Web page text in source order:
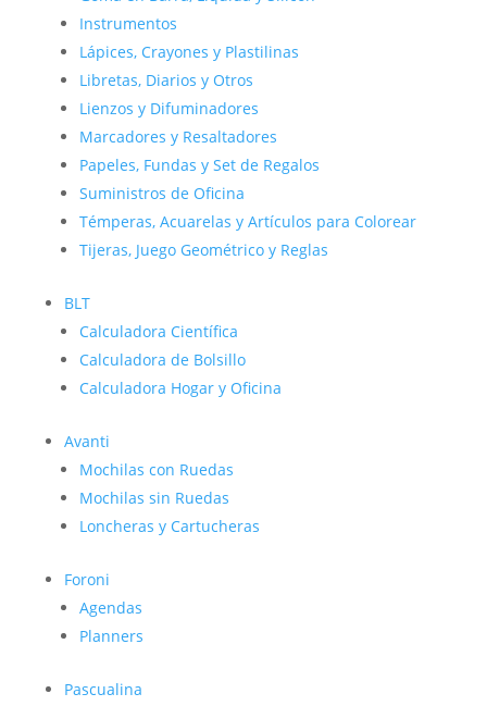
Instrumentos
Lápices, Crayones y Plastilinas
Libretas, Diarios y Otros
Lienzos y Difuminadores
Marcadores y Resaltadores
Papeles, Fundas y Set de Regalos
Suministros de Oficina
Témperas, Acuarelas y Artículos para Colorear
Tijeras, Juego Geométrico y Reglas
BLT
Calculadora Científica
Calculadora de Bolsillo
Calculadora Hogar y Oficina
Avanti
Mochilas con Ruedas
Mochilas sin Ruedas
Loncheras y Cartucheras
Foroni
Agendas
Planners
Pascualina